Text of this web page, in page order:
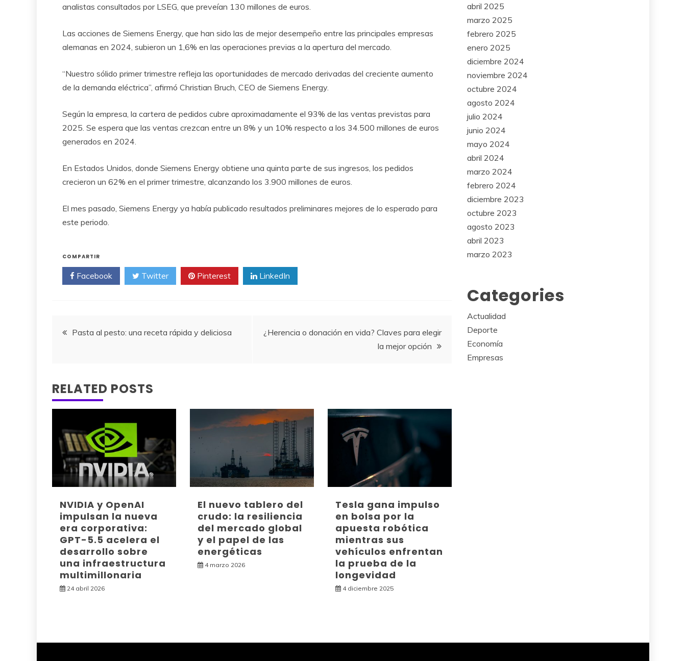
analistas consultados por LSEG, que preveían 130 millones de euros.
Las acciones de Siemens Energy, que han sido las de mejor desempeño entre las principales empresas
alemanas en 2024, subieron un 1,6% en las operaciones previas a la apertura del mercado.
“Nuestro sólido primer trimestre refleja las oportunidades de mercado derivadas del creciente aumento
de la demanda eléctrica”, afirmó Christian Bruch, CEO de Siemens Energy.
Según la empresa, la cartera de pedidos cubre aproximadamente el 93% de las ventas previstas para
2025. Se espera que las ventas crezcan entre un 8% y un 10% respecto a los 34.500 millones de euros
generados en 2024.
En Estados Unidos, donde Siemens Energy obtiene una quinta parte de sus ingresos, los pedidos
crecieron un 62% en el primer trimestre, alcanzando los 3.900 millones de euros.
El mes pasado, Siemens Energy ya había publicado resultados preliminares mejores de lo esperado para
este periodo.
COMPARTIR
Facebook Twitter Pinterest LinkedIn
Navegación
entradas
Pasta al pesto: una receta rápida y deliciosa
¿Herencia o donación en vida? Claves para elegir
la mejor opción
RELATED POSTS
NVIDIA y OpenAI
impulsan la nueva
era corporativa:
GPT-5.5 acelera el
desarrollo sobre
una infraestructura
multimillonaria
24 abril 2026
El nuevo tablero del
crudo: la resiliencia
del mercado global
y el papel de las
energéticas
4 marzo 2026
Tesla gana impulso
en bolsa por la
apuesta robótica
mientras sus
vehículos enfrentan
la prueba de la
longevidad
4 diciembre 2025
abril 2025
marzo 2025
febrero 2025
enero 2025
diciembre 2024
noviembre 2024
octubre 2024
agosto 2024
julio 2024
junio 2024
mayo 2024
abril 2024
marzo 2024
febrero 2024
diciembre 2023
octubre 2023
agosto 2023
abril 2023
marzo 2023
Categories
Actualidad
Deporte
Economía
Empresas